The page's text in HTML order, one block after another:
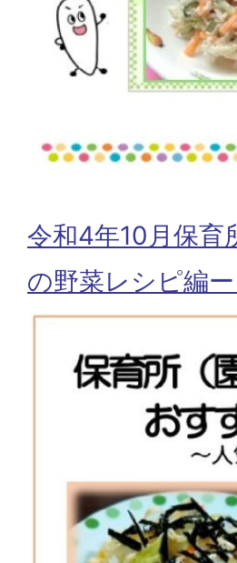
令和4年10月保育
の野菜レシピ編